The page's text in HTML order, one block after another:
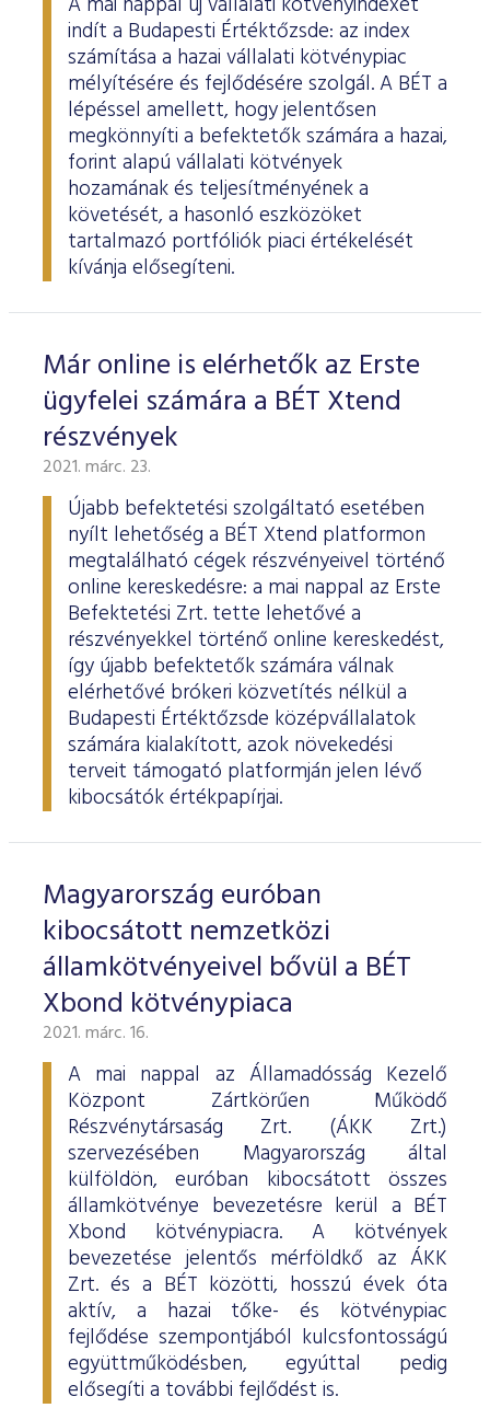
indít a Budapesti Értéktőzsde: az index
számítása a hazai vállalati kötvénypiac
mélyítésére és fejlődésére szolgál. A BÉT a
lépéssel amellett, hogy jelentősen
megkönnyíti a befektetők számára a hazai,
forint alapú vállalati kötvények
hozamának és teljesítményének a
követését, a hasonló eszközöket
tartalmazó portfóliók piaci értékelését
kívánja elősegíteni.
Már online is elérhetők az Erste
ügyfelei számára a BÉT Xtend
részvények
2021. márc. 23.
Újabb befektetési szolgáltató esetében
nyílt lehetőség a BÉT Xtend platformon
megtalálható cégek részvényeivel történő
online kereskedésre: a mai nappal az Erste
Befektetési Zrt. tette lehetővé a
részvényekkel történő online kereskedést,
így újabb befektetők számára válnak
elérhetővé brókeri közvetítés nélkül a
Budapesti Értéktőzsde középvállalatok
számára kialakított, azok növekedési
terveit támogató platformján jelen lévő
kibocsátók értékpapírjai.
Magyarország euróban
kibocsátott nemzetközi
államkötvényeivel bővül a BÉT
Xbond kötvénypiaca
2021. márc. 16.
A mai nappal az Államadósság Kezelő
Központ Zártkörűen Működő
Részvénytársaság Zrt. (ÁKK Zrt.)
szervezésében Magyarország által
külföldön, euróban kibocsátott összes
államkötvénye bevezetésre kerül a BÉT
Xbond kötvénypiacra. A kötvények
bevezetése jelentős mérföldkő az ÁKK
Zrt. és a BÉT közötti, hosszú évek óta
aktív, a hazai tőke- és kötvénypiac
fejlődése szempontjából kulcsfontosságú
együttműködésben, egyúttal pedig
elősegíti a további fejlődést is.